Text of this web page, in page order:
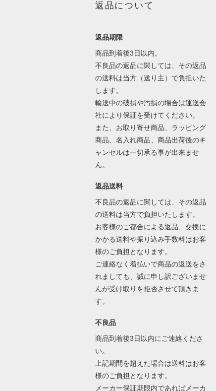
返品について
返品期限
商品到着後3日以内。
不良品の返品に関しては、その返品
の送料は当方（送り主）で負担いた
します。
輸送中の破損や汚損の場合は運送会
社により保証を受けてください。
また、お取り寄せ商品、ラッピング
商品、名入れ商品、商品出荷後のキ
ャンセルは一切承る事が出来ませ
ん。
返品送料
不良品の返品に関しては、その返品
の送料は当方で負担いたします。
お客様のご都合による返品、交換に
かかる送料や振り込み手数料はお客
様のご負担となります。
ご連絡なく着払いで商品の返送をさ
れましても、誠に申し訳ございませ
んが受け取りを拒否させて頂きま
す。
不良品
商品到着後3日以内にご連絡くださ
い。
上記期間を超えた場合は送料はお客
様のご負担となります。
メーカー保証期限内であればメーカ